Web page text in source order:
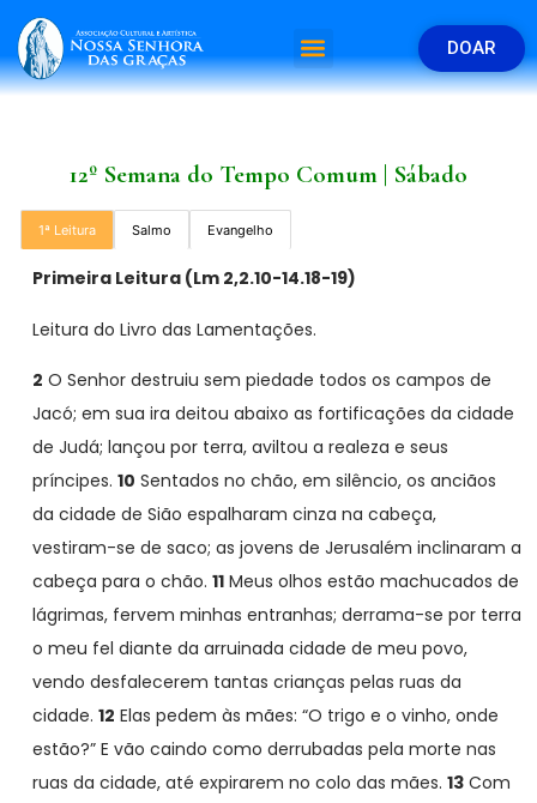
DOAR
12º Semana do Tempo Comum | Sábado
1ª Leitura Salmo Evangelho
Primeira Leitura (Lm 2,2.10-14.18-19)
Leitura do Livro das Lamentações.
2 O Senhor destruiu sem piedade todos os campos de
Jacó; em sua ira deitou abaixo as fortificações da cidade
de Judá; lançou por terra, aviltou a realeza e seus
príncipes. 10 Sentados no chão, em silêncio, os anciãos
da cidade de Sião espalharam cinza na cabeça,
vestiram-se de saco; as jovens de Jerusalém inclinaram a
cabeça para o chão. 11 Meus olhos estão machucados de
lágrimas, fervem minhas entranhas; derrama-se por terra
o meu fel diante da arruinada cidade de meu povo,
vendo desfalecerem tantas crianças pelas ruas da
cidade. 12 Elas pedem às mães: “O trigo e o vinho, onde
estão?” E vão caindo como derrubadas pela morte nas
ruas da cidade, até expirarem no colo das mães. 13 Com